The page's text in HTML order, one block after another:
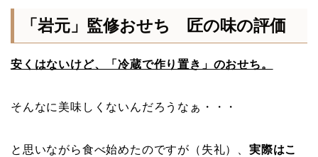
「岩元」監修おせち 匠の味の評価
安くはないけど、「冷蔵で作り置き」のおせち。
そんなに美味しくないんだろうなぁ・・・
と思いながら食べ始めたのですが（失礼）、 実際はこ